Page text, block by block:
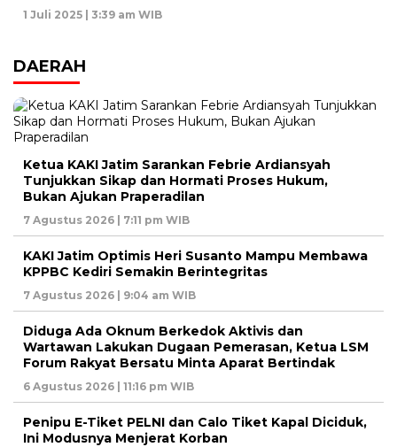
1 Juli 2025 | 3:39 am WIB
DAERAH
Ketua KAKI Jatim Sarankan Febrie Ardiansyah
Tunjukkan Sikap dan Hormati Proses Hukum,
Bukan Ajukan Praperadilan
7 Agustus 2026 | 7:11 pm WIB
KAKI Jatim Optimis Heri Susanto Mampu Membawa
KPPBC Kediri Semakin Berintegritas
7 Agustus 2026 | 9:04 am WIB
Diduga Ada Oknum Berkedok Aktivis dan
Wartawan Lakukan Dugaan Pemerasan, Ketua LSM
Forum Rakyat Bersatu Minta Aparat Bertindak
6 Agustus 2026 | 11:16 pm WIB
Penipu E-Tiket PELNI dan Calo Tiket Kapal Diciduk,
Ini Modusnya Menjerat Korban